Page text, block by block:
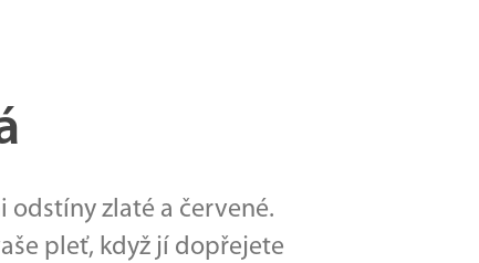
odstíny zlaté a červené.
pleť, když jí dopřejete